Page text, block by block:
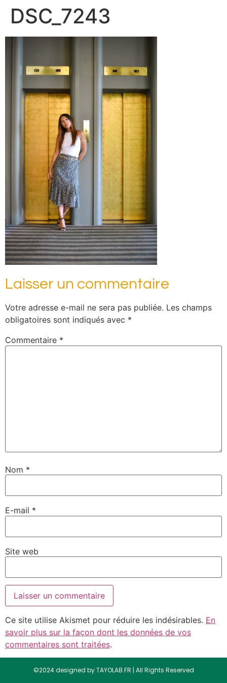
DSC_7243
Laisser un commentaire
Votre adresse e-mail ne sera pas publiée. Les champs
obligatoires sont indiqués avec *
Commentaire *
Nom *
E-mail *
Site web
Ce site utilise Akismet pour réduire les indésirables. En
savoir plus sur la façon dont les données de vos
commentaires sont traitées.
©2024 designed by TAYOLAB.FR | All Rights Reserved